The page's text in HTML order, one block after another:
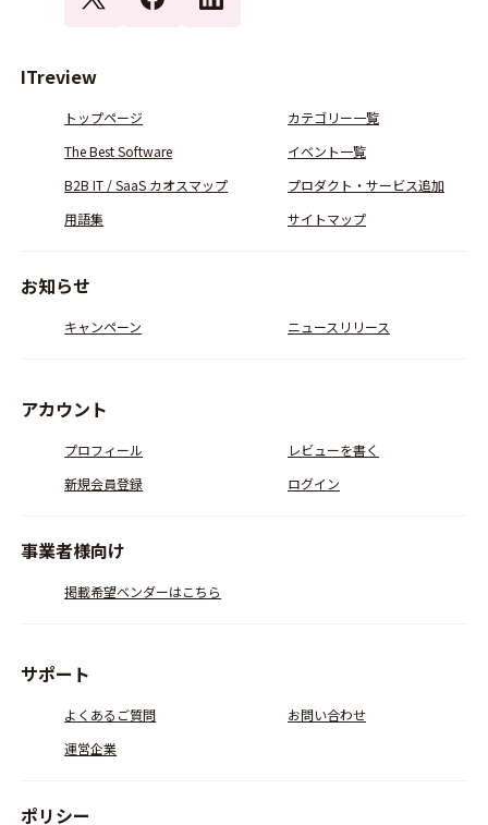
ITreview
トップページ
カテゴリー一覧
The Best Software
イベント一覧
B2B IT / SaaS カオスマップ
プロダクト・サービス追加
用語集
サイトマップ
お知らせ
キャンペーン ニュースリリース
アカウント
プロフィール
レビューを書く
新規会員登録
ログイン
事業者様向け
掲載希望ベンダーはこちら
サポート
よくあるご質問
お問い合わせ
運営企業
ポリシー